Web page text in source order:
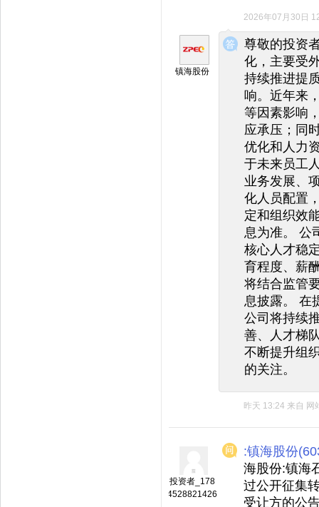
2026年07月30日
◆
◆
镇海股份
尊敬的投资
化，主要受
持续推进提
响。近年来
等因素影响
应承压；同
优化和人力
于未来员工
业务发展、
化人员配置
定和组织效
息为准。 公
核心人才稳
育程度、薪
将结合监管
息披露。 在
公司将持续
善、人才梯
不断提升组
的关注。
昨天 13:24 来自 网
投资者_178
4528821426
:镇海股份
海股份:镇海
过公开征集
受让方的公